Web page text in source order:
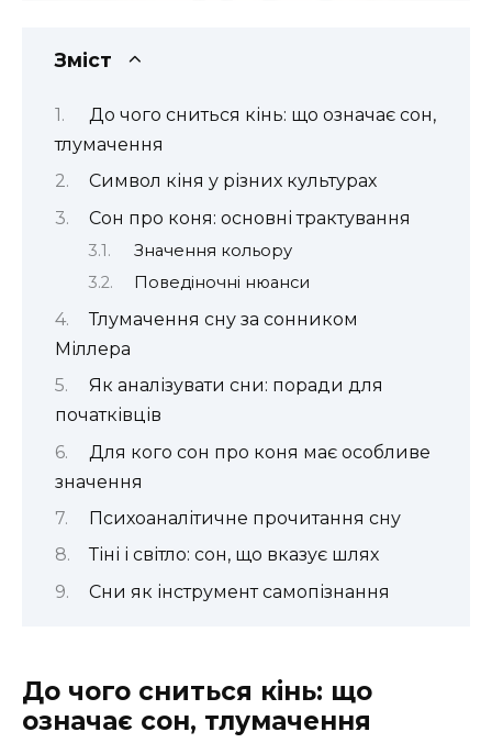
Зміст
До чого сниться кінь: що означає сон,
тлумачення
Символ кіня у різних культурах
Сон про коня: основні трактування
Значення кольору
Поведіночні нюанси
Тлумачення сну за сонником
Міллера
Як аналізувати сни: поради для
початківців
Для кого сон про коня має особливе
значення
Психоаналітичне прочитання сну
Тіні і світло: сон, що вказує шлях
Сни як інструмент самопізнання
До чого сниться кінь: що
означає сон, тлумачення